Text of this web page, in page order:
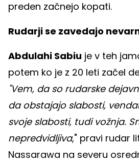
preden začnejo kopati.
Rudarji se zavedajo
Abdulahi Sabiu je v teh
potem ko je z 20 leti začel
"Vem, da so rudarske
da obstajajo slabosti,
svoje slabosti, tudi vožnja.
nepredvidljiva," pravi rudar
Nassarawa na severu